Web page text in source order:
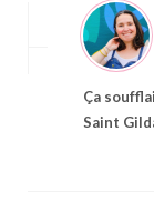
Ça
Saint